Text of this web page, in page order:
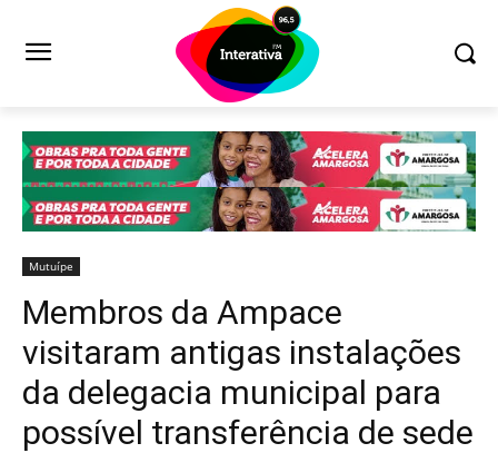
Mutuípe
Membros da Ampace
visitaram antigas instalações
da delegacia municipal para
possível transferência de sede